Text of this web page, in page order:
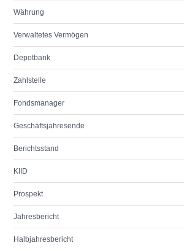
Währung
Verwaltetes Vermögen
Depotbank
Zahlstelle
Fondsmanager
Geschäftsjahresende
Berichtsstand
KIID
Prospekt
Jahresbericht
Halbjahresbericht